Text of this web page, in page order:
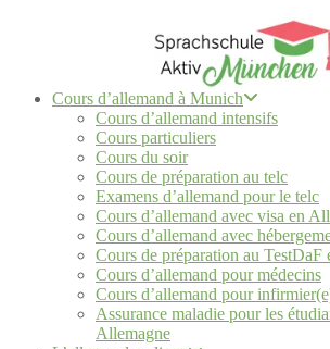
Cours d’allemand à Munich
Cours d’allemand intensifs
Cours particuliers
Cours du soir
Cours de préparation au telc
Examens d’allemand pour le telc
Cours d’allemand avec visa en
Cours d’allemand avec
Cours de préparation au TestDaF
Cours d’allemand pour médecins
Cours d’allemand pour
Assurance maladie pour les
Allemagne